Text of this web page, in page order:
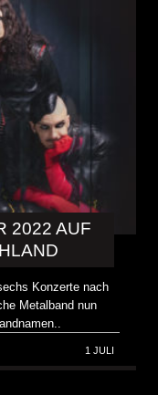
2022 AUF
Konzerte nach
Metalband nun
1 JULI